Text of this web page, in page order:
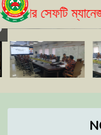
সেফটি ম্যানেজার